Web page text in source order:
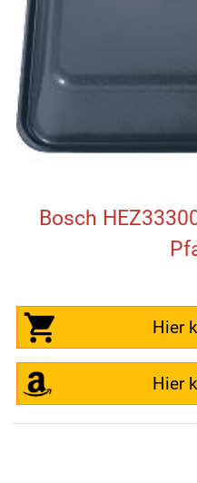
Bosch
Hier
Hier